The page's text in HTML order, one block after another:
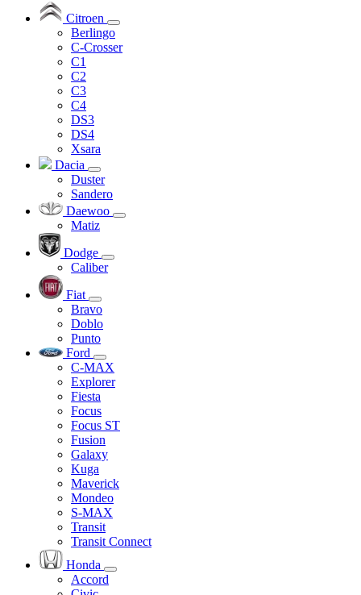
Citroen
Berlingo
C-Crosser
C1
C2
C3
C4
DS3
DS4
Xsara
Dacia
Duster
Sandero
Daewoo
Matiz
Dodge
Caliber
Fiat
Bravo
Doblo
Punto
Ford
C-MAX
Explorer
Fiesta
Focus
Focus ST
Fusion
Galaxy
Kuga
Maverick
Mondeo
S-MAX
Transit
Transit Connect
Honda
Accord